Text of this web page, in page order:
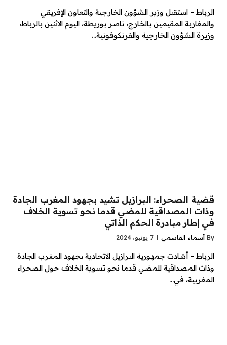
الرباط – استقبل وزير الشؤون الخارجية والتعاون الإفريقي
والمغاربة المقيمين بالخارج، ناصر بوريطة، اليوم الاثنين بالرباط،
وزيرة الشؤون الخارجية والفرنكوفونية…
قضية الصحراء: البرازيل تشيد بجهود المغرب الجادة
وذات المصداقية للمضي قدما نحو تسوية الخلاف
في إطار مبادرة الحكم الذاتي
By أسماء القاسمي 7 يونيو، 2024
الرباط – أشادت جمهورية البرازيل الاتحادية بجهود المغرب الجادة
وذات المصداقية للمضي قدما نحو تسوية الخلاف حول الصحراء
المغربية، في…